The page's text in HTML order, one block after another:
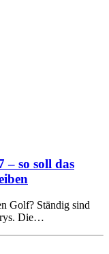
– so soll das
Golf? Ständig sind
Die…